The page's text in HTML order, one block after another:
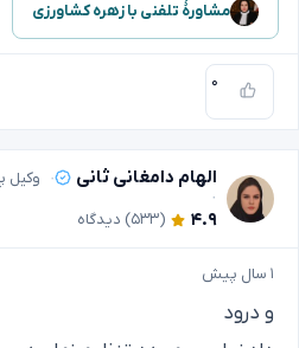
مشاورهٔ تلفنی با زهره کشاورزی
۰
الهام دامغانی ثانی وکیل
۴.۹ (۵۳۳) دیدگاه
۱ سال پیش
و درود